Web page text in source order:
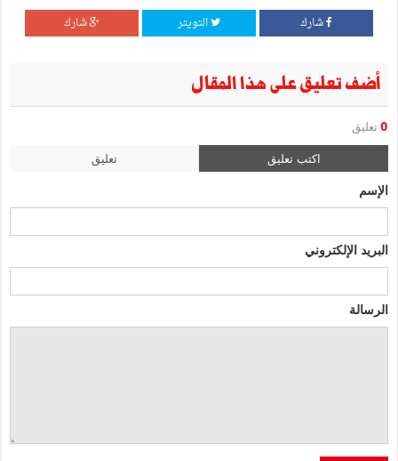
شارك التويتر شارك
أضف تعليق على هذا المقال
0 تعليق
اكتب تعليق تعليق
الإسم
البريد الإلكتروني
الرسالة